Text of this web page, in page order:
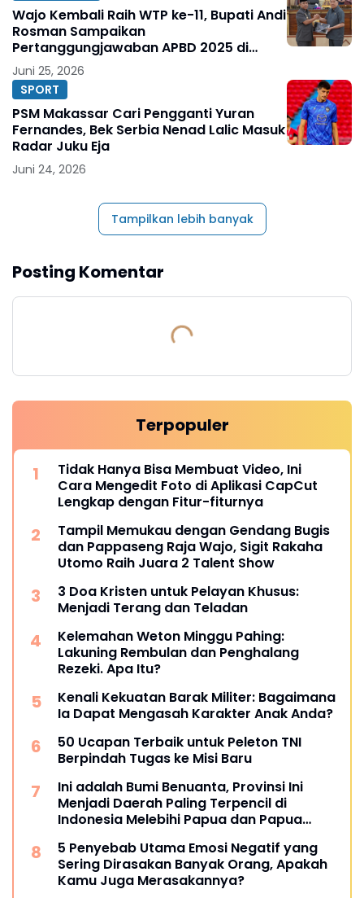
Wajo Kembali Raih WTP ke-11, Bupati Andi
Rosman Sampaikan
Pertanggungjawaban APBD 2025 di
DPRD
Juni 25, 2026
SPORT
PSM Makassar Cari Pengganti Yuran
Fernandes, Bek Serbia Nenad Lalic Masuk
Radar Juku Eja
Juni 24, 2026
Tampilkan lebih banyak
Posting Komentar
Terpopuler
Tidak Hanya Bisa Membuat Video, Ini
Cara Mengedit Foto di Aplikasi CapCut
Lengkap dengan Fitur-fiturnya
Tampil Memukau dengan Gendang Bugis
dan Pappaseng Raja Wajo, Sigit Rakaha
Utomo Raih Juara 2 Talent Show
3 Doa Kristen untuk Pelayan Khusus:
Menjadi Terang dan Teladan
Kelemahan Weton Minggu Pahing:
Lakuning Rembulan dan Penghalang
Rezeki. Apa Itu?
Kenali Kekuatan Barak Militer: Bagaimana
Ia Dapat Mengasah Karakter Anak Anda?
50 Ucapan Terbaik untuk Peleton TNI
Berpindah Tugas ke Misi Baru
Ini adalah Bumi Benuanta, Provinsi Ini
Menjadi Daerah Paling Terpencil di
Indonesia Melebihi Papua dan Papua
5 Penyebab Utama Emosi Negatif yang
Sering Dirasakan Banyak Orang, Apakah
Kamu Juga Merasakannya?